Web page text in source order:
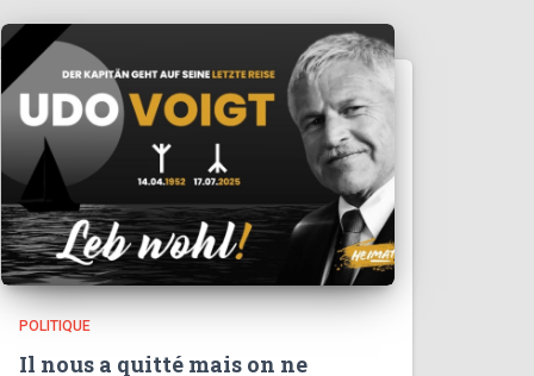
POLITIQUE
Il nous a quitté mais on ne